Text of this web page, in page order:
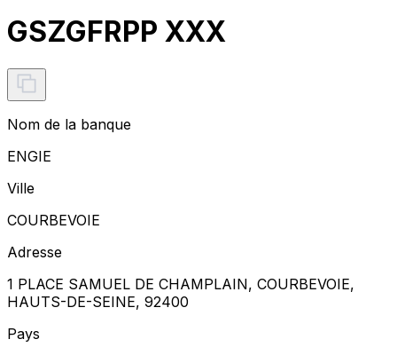
GSZGFRPP XXX
Nom de la banque
ENGIE
Ville
COURBEVOIE
Adresse
1 PLACE SAMUEL DE CHAMPLAIN, COURBEVOIE,
HAUTS-DE-SEINE, 92400
Pays